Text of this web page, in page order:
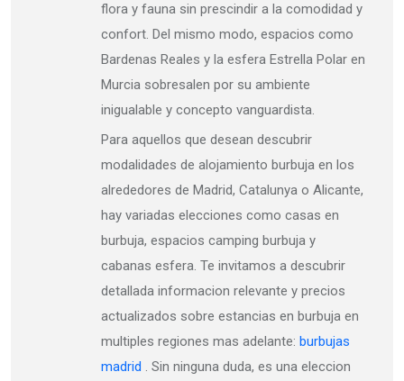
flora y fauna sin prescindir a la comodidad y
confort. Del mismo modo, espacios como
Bardenas Reales y la esfera Estrella Polar en
Murcia sobresalen por su ambiente
inigualable y concepto vanguardista.
Para aquellos que desean descubrir
modalidades de alojamiento burbuja en los
alrededores de Madrid, Catalunya o Alicante,
hay variadas elecciones como casas en
burbuja, espacios camping burbuja y
cabanas esfera. Te invitamos a descubrir
detallada informacion relevante y precios
actualizados sobre estancias en burbuja en
multiples regiones mas adelante: burbujas
madrid . Sin ninguna duda, es una eleccion